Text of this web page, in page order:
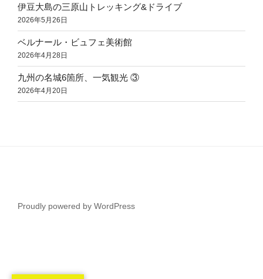
伊豆大島の三原山トレッキング&ドライブ
2026年5月26日
ベルナール・ビュフェ美術館
2026年4月28日
九州の名城6箇所、一気観光 ③
2026年4月20日
Proudly powered by WordPress